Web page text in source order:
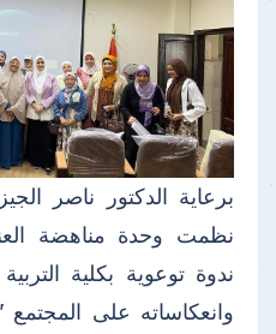
برعاية الدكتور ناصر
نظمت وحدة مناهضة
ندوة توعوية بكلية
وانعكاساته على